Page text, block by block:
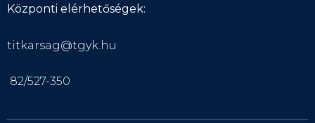
Központi elérhetőségek:
titkarsag@tgyk.hu
82/527-350